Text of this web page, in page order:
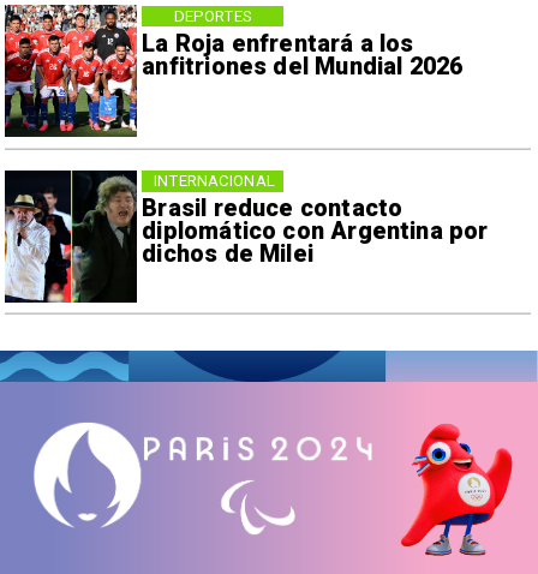
La Roja enfrentará a los
anfitriones del Mundial 2026
DEPORTES
Brasil reduce contacto
diplomático con Argentina por
dichos de Milei
INTERNACIONAL